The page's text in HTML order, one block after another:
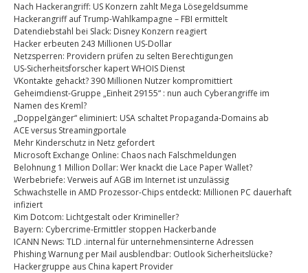
Nach Hackerangriff: US Konzern zahlt Mega Lösegeldsumme
Hackerangriff auf Trump-Wahlkampagne – FBI ermittelt
Datendiebstahl bei Slack: Disney Konzern reagiert
Hacker erbeuten 243 Millionen US-Dollar
Netzsperren: Providern prüfen zu selten Berechtigungen
US-Sicherheitsforscher kapert WHOIS Dienst
VKontakte gehackt? 390 Millionen Nutzer kompromittiert
Geheimdienst-Gruppe „Einheit 29155“ : nun auch Cyberangriffe im
Namen des Kreml?
„Doppelgänger“ eliminiert: USA schaltet Propaganda-Domains ab
ACE versus Streamingportale
Mehr Kinderschutz in Netz gefordert
Microsoft Exchange Online: Chaos nach Falschmeldungen
Belohnung 1 Million Dollar: Wer knackt die Lace Paper Wallet?
Werbebriefe: Verweis auf AGB im Internet ist unzulässig
Schwachstelle in AMD Prozessor-Chips entdeckt: Millionen PC dauerhaft
infiziert
Kim Dotcom: Lichtgestalt oder Krimineller?
Bayern: Cybercrime-Ermittler stoppen Hackerbande
ICANN News: TLD .internal für unternehmensinterne Adressen
Phishing Warnung per Mail ausblendbar: Outlook Sicherheitslücke?
Hackergruppe aus China kapert Provider